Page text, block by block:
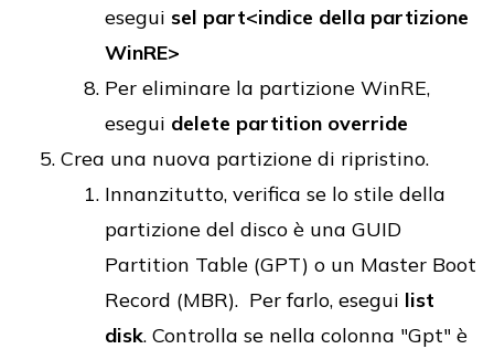
esegui sel part<indice della partizione
WinRE>
Per eliminare la partizione WinRE,
esegui delete partition override
Crea una nuova partizione di ripristino.
Innanzitutto, verifica se lo stile della
partizione del disco è una GUID
Partition Table (GPT) o un Master Boot
Record (MBR). Per farlo, esegui list
disk. Controlla se nella colonna "Gpt" è